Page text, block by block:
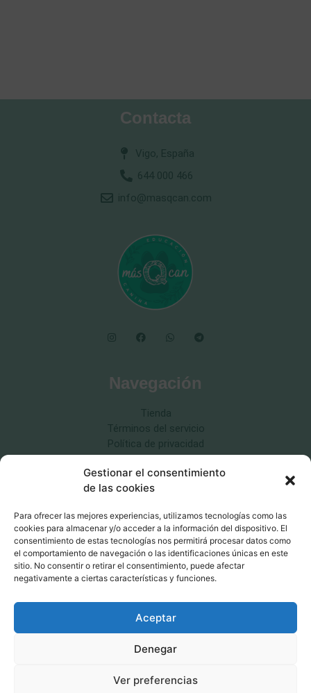
Gestionar el consentimiento
de las cookies
Para ofrecer las mejores experiencias, utilizamos tecnologías como las
cookies para almacenar y/o acceder a la información del dispositivo. El
consentimiento de estas tecnologías nos permitirá procesar datos como
el comportamiento de navegación o las identificaciones únicas en este
sitio. No consentir o retirar el consentimiento, puede afectar
negativamente a ciertas características y funciones.
Aceptar
Denegar
Ver preferencias
Contacta
Vigo, España
644 000 466
info@masqcan.com
Navegación
Tienda
Términos del servicio
Política de privacidad
Política de cookies
Política de devoluciones
Educación canina respetuosa
MásQcan ©2026